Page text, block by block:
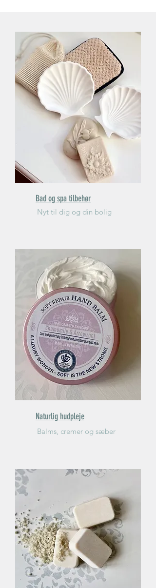
Bad og spa tilbehør
Nyt til dig og din bolig
Naturlig hudpleje
Balms, cremer og sæber